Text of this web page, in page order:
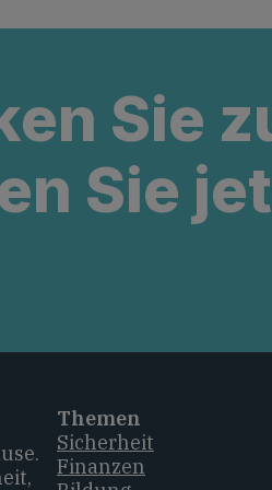
Sie
Sie
Themen
Sicherheit
Finanzen